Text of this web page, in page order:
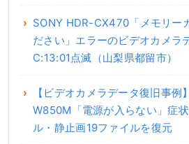
SONY HDR-CX470「メモリー
ださい」エラーのビデオカメラ
C:13:01点滅（山梨県都留市）
【ビデオカメラデータ復旧事
W850M「電源が入らない」症
ル・静止画19ファイルを復元